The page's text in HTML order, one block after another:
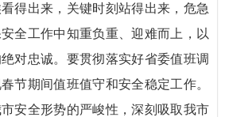
得出来，关键时刻站得出来，危急
全工作中知重负重、迎难而上，以
对忠诚。要贯彻落实好省委值班调
节期间值班值守和安全稳定工作。
安全形势的严峻性，深刻吸取我市